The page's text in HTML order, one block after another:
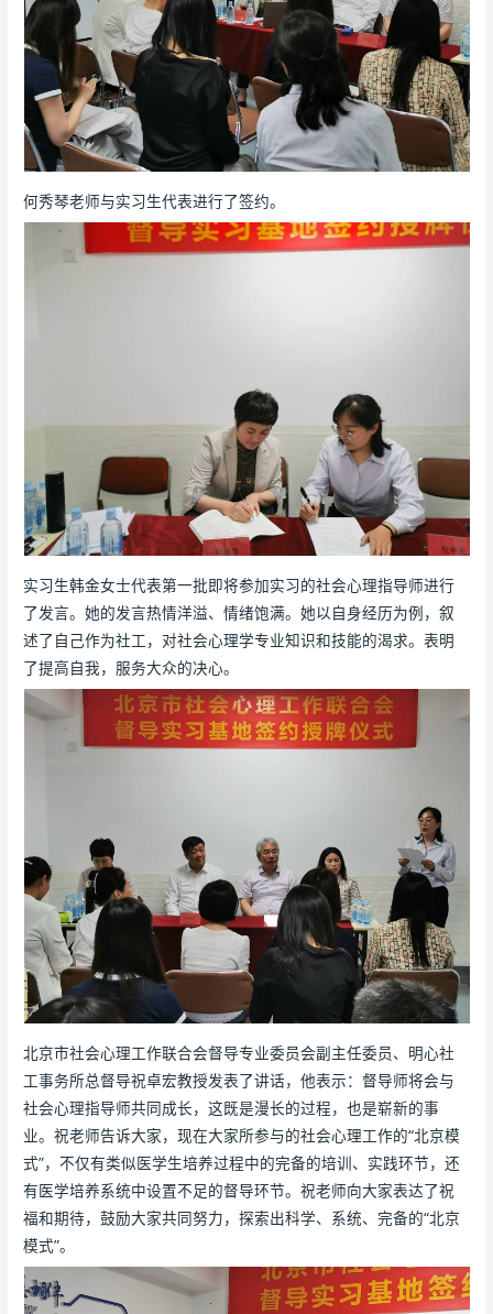
何秀琴老师与实习生代表进行了签约。
实习生韩金女士代表第一批即将参加实习的社会心理指导师进行
了发言。她的发言热情洋溢、情绪饱满。她以自身经历为例，叙
述了自己作为社工，对社会心理学专业知识和技能的渴求。表明
了提高自我，服务大众的决心。
北京市社会心理工作联合会督导专业委员会副主任委员、明心社
工事务所总督导祝卓宏教授发表了讲话，他表示：督导师将会与
社会心理指导师共同成长，这既是漫长的过程，也是崭新的事
业。祝老师告诉大家，现在大家所参与的社会心理工作的“北京模
式”，不仅有类似医学生培养过程中的完备的培训、实践环节，还
有医学培养系统中设置不足的督导环节。祝老师向大家表达了祝
福和期待，鼓励大家共同努力，探索出科学、系统、完备的“北京
模式”。